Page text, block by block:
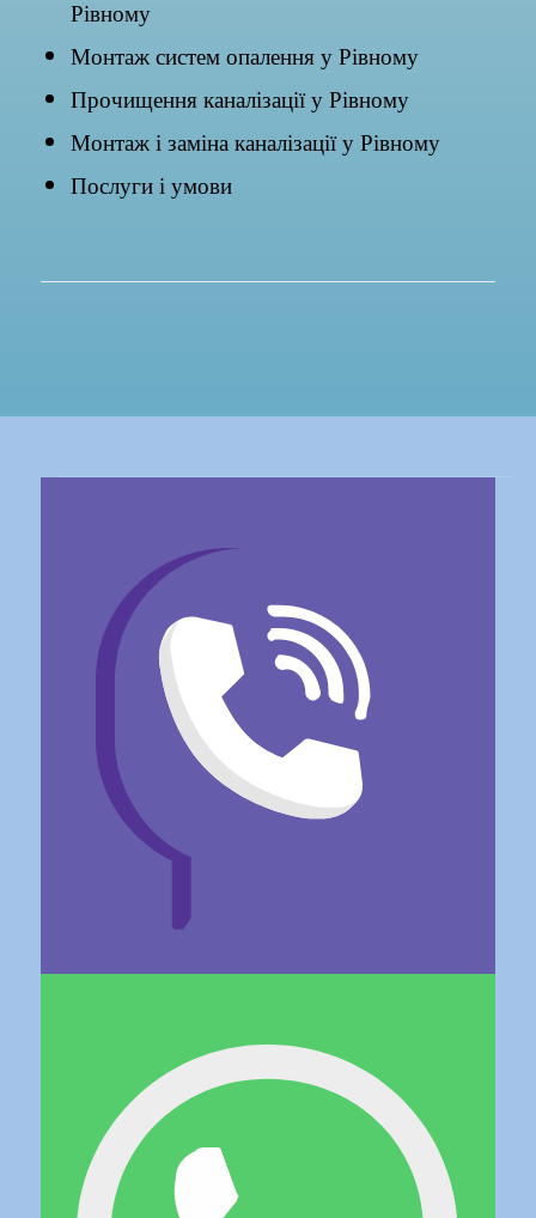
Рівному
Монтаж систем опалення у Рівному
Прочищення каналізації у Рівному
Монтаж і заміна каналізації у Рівному
Послуги і умови